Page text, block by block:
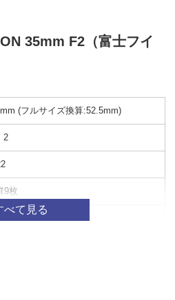
35mm F2（富士フイ
(フルサイズ換算:52.5mm)
2
9枚